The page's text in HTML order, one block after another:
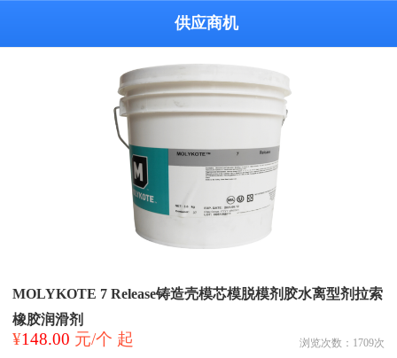
供应商机
MOLYKOTE 7 Release铸造壳模芯模脱模剂胶水离型剂拉索
橡胶润滑剂
¥148.00 元/个 起 浏览次数： 1709次